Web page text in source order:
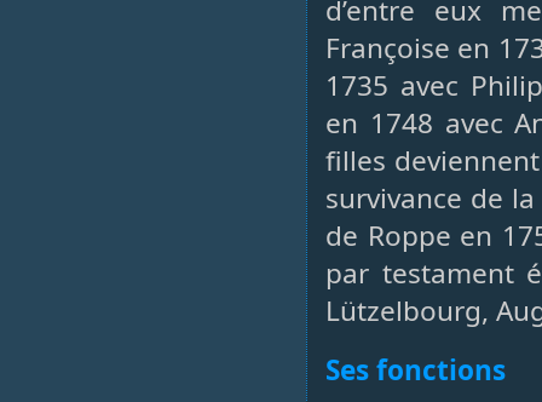
d’entre eux
Françoise en
1735 avec
en 1748 avec
filles
survivance de
de Roppe en
par testament
Lützelbourg,
Ses fonctions